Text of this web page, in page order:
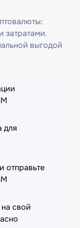
затратами.
выгодой
для
отправьте
свой